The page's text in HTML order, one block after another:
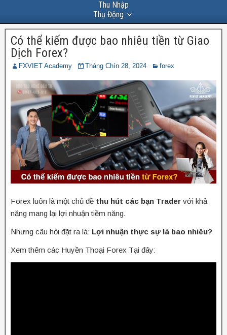
Thu Nhập
Thụ Động
Có thể kiếm được bao nhiêu tiền từ Giao
Dịch Forex?
FXVIET Academy Tháng Chín 28, 2024 forex
Forex luôn là một chủ đề thu hút các bạn Trader với khả
năng mang lại lợi nhuận tiềm năng.
Nhưng câu hỏi đặt ra là: Lợi nhuận thực sự là bao nhiêu?
Xem thêm các Huyền Thoại Forex Tại đây: